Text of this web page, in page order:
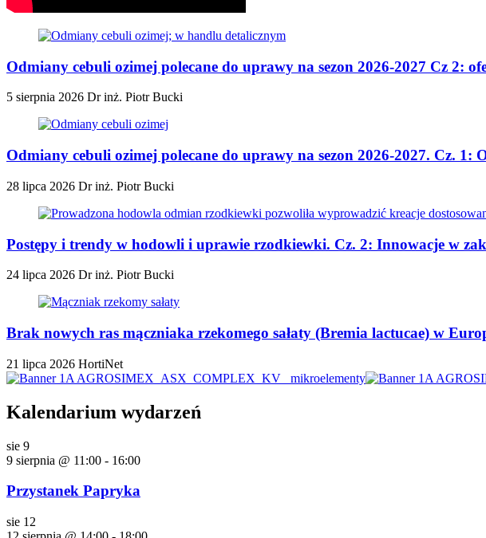
Odmiany cebuli ozimej polecane do uprawy na sezon 2026-2027 Cz 2:
5 sierpnia 2026 Dr inż. Piotr Bucki
Odmiany cebuli ozimej polecane do uprawy na sezon 2026-2027. Cz.
28 lipca 2026 Dr inż. Piotr Bucki
Postępy i trendy w hodowli i uprawie rzodkiewki. Cz. 2: Innowacje w
24 lipca 2026 Dr inż. Piotr Bucki
Brak nowych ras mączniaka rzekomego sałaty (Bremia lactucae) w
21 lipca 2026 HortiNet
Kalendarium wydarzeń
sie 9
9 sierpnia @ 11:00 - 16:00
Przystanek Papryka
sie 12